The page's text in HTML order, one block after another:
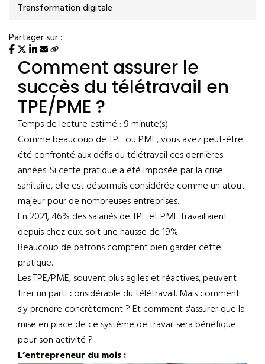
Transformation digitale
Partager sur :
Comment assurer le
succès du télétravail en
TPE/PME ?
Temps de lecture estimé : 9 minute(s)
Comme beaucoup de TPE ou PME, vous avez peut-être
été confronté aux défis du télétravail ces dernières
années. Si cette pratique a été imposée par la crise
sanitaire, elle est désormais considérée comme un atout
majeur pour de nombreuses entreprises.
En 2021, 46% des salariés de TPE et PME travaillaient
depuis chez eux, soit une hausse de 19%.
Beaucoup de patrons comptent bien garder cette
pratique.
Les TPE/PME, souvent plus agiles et réactives, peuvent
tirer un parti considérable du télétravail. Mais comment
s'y prendre concrètement ? Et comment s'assurer que la
mise en place de ce système de travail sera bénéfique
pour son activité ?
L’entrepreneur du mois :